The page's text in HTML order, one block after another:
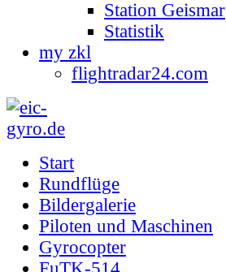
Station Geismar
Statistik
my zkl
flightradar24.com
Start
Rundflüge
Bildergalerie
Piloten und Maschinen
Gyrocopter